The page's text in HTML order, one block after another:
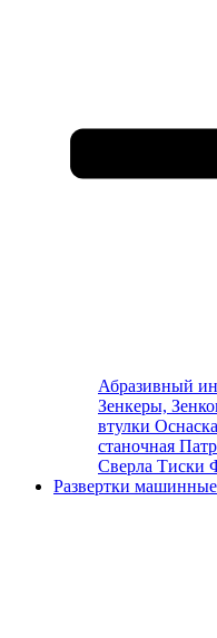
Абразивный
Зенкеры,
втулки
станочная
Сверла Тиски
Развертки